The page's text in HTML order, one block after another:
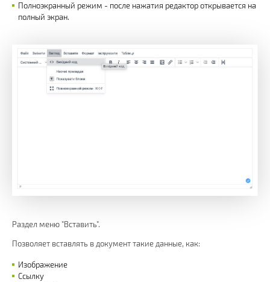
Полноэкранный режим - после нажатия редактор открывается на
полный экран.
Раздел меню "Вставить".
Позволяет вставлять в документ такие данные, как:
Изображение
Ссылку